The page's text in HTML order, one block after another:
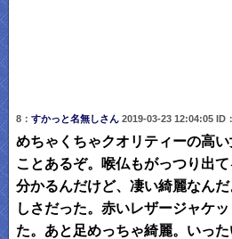
8： すかっと名無しさん 2019-03-23 12:04:05 ID
めちゃくちゃクオリティーの高
ことあるぞ。喉仏もがっつり出
分かるんだけど、凄い綺麗なん
しさだった。赤いレザージャケ
た。あと足めっちゃ綺麗。いっ